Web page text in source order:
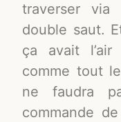
traverser
double saut.
ça avait
comme tout
ne faudra
commande